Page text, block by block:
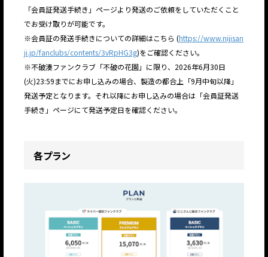
「会員証発送手続き」ページより発送のご依頼をしていただくこと
でお受け取りが可能です。
※会員証の発送手続きについての詳細はこちら (https://www.nijisan
ji.jp/fanclubs/contents/3vRpHG3g)をご確認ください。
※不破湊ファンクラブ「不破の花園」に限り、2026年6月30日
(火)23:59までにお申し込みの場合、製造の都合上「9月中旬以降」
発送予定となります。それ以降にお申し込みの場合は「会員証発送
手続き」ページにて発送予定日を確認ください。
各プラン